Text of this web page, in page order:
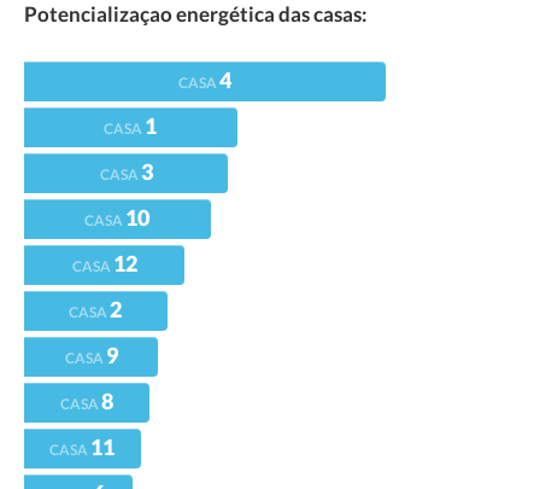
Potencializaçao energética das casas:
CASA4
CASA 1
CASA 3
CASA 10
CASA 12
CASA2
CASA 9
CASA8
CASA 11